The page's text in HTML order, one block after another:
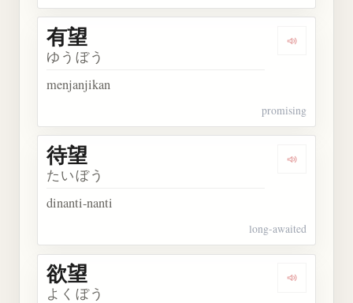
Dengarkan
有望
ゆうぼう
menjanjikan
promising
Dengarkan
待望
たいぼう
dinanti-nanti
long-awaited
Dengarkan
欲望
よくぼう